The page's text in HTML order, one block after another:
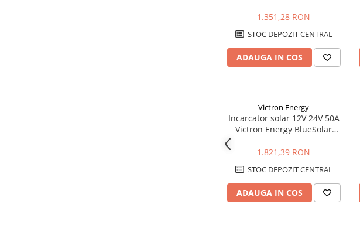
Energy
1.351,28 RON
STOC DEPOZIT CENTRAL
ADAUGA IN COS
Victron Energy
Incarcator solar 12V 24V 50A
Victron Energy BlueSolar
1.821,39 RON
STOC DEPOZIT CENTRAL
ADAUGA IN COS